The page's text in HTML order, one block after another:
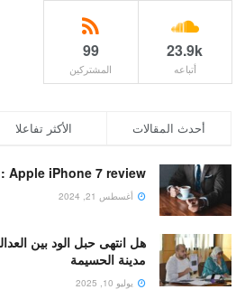
23.9k
أتباعه
99
المشتركين
الأكثر تفاعلا أحدث المقالات
Apple iPhone 7 review
أغسطس 21, 2024
هل انتهى حبل الود بين
مدينة الحسيمة
يوليو 10, 2025